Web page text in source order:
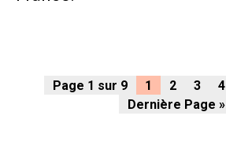
Page 1 sur 9 1 2 3 4
Dernière Page »